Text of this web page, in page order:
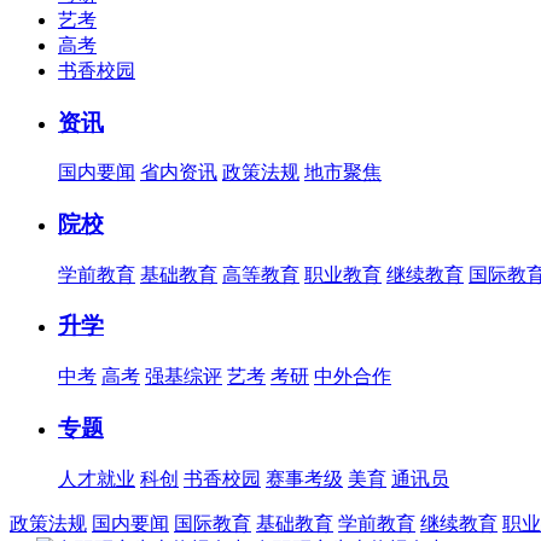
艺考
高考
书香校园
资讯
国内要闻 省内资讯 政策法规 地市聚焦
院校
学前教育 基础教育 高等教育 职业教育 继续教育 国际教
升学
中考 高考 强基综评 艺考 考研 中外合作
专题
人才就业 科创 书香校园 赛事考级 美育 通讯员
政策法规 国内要闻 国际教育 基础教育 学前教育 继续教育 职